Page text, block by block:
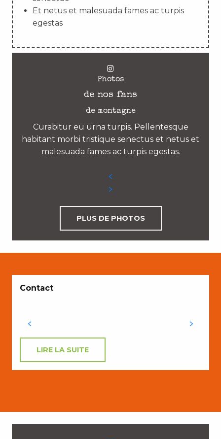
Et netus et malesuada fames ac turpis
egestas
Photos
de nos fans
de montagne
Curabitur eu urna turpis. Pellentesque
habitant morbi tristique senectus et netus et
malesuada fames ac turpis egestas.
PLUS DE PHOTOS
Contact
LIRE LA SUITE